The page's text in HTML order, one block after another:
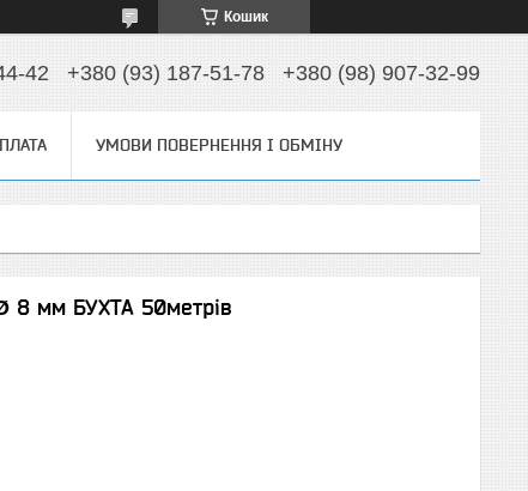
Кошик
42 +380 (93) 187-51-78 +380 (98) 907-32-99
УМОВИ ПОВЕРНЕННЯ І ОБМІНУ
8 мм БУХТА 50метрів